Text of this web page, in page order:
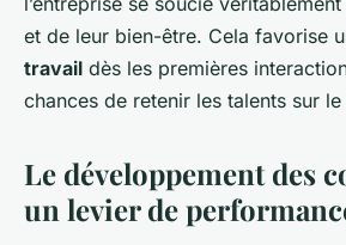
et de leur bien-être. Cela favorise
travail dès les premières
chances de retenir les talents sur
Le développement des
un levier de